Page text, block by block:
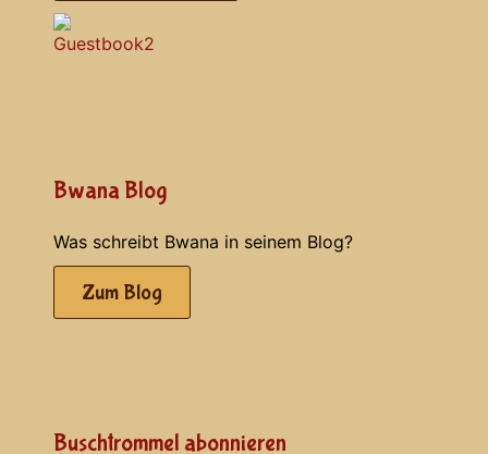
Bwana Blog
Was schreibt Bwana in seinem Blog?
Zum Blog
Buschtrommel abonnieren